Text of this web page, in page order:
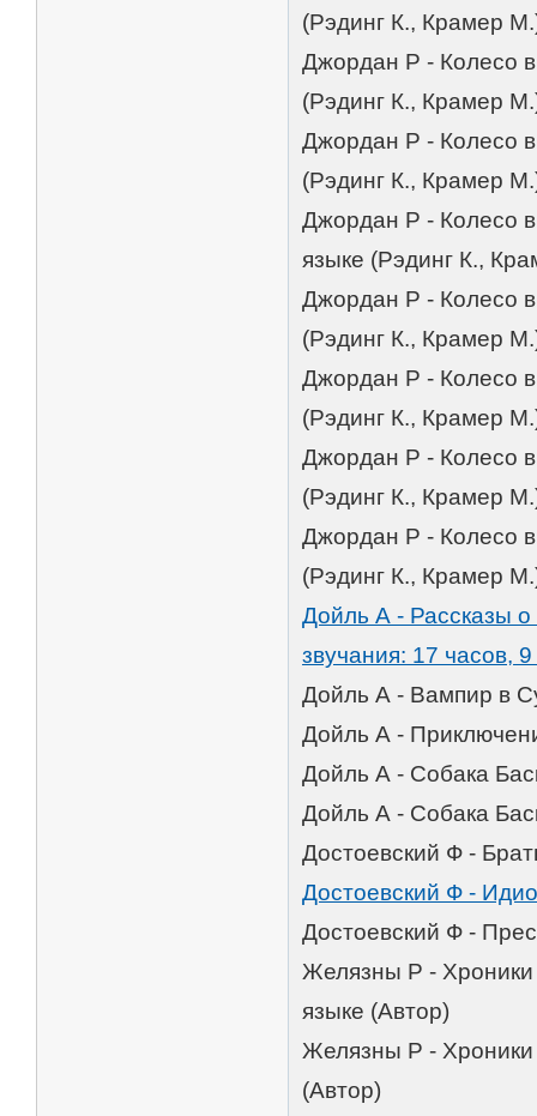
(Рэдинг К., Крамер
Джордан Р - Колесо
(Рэдинг К., Крамер
Джордан Р - Колесо
(Рэдинг К., Крамер
Джордан Р - Колесо
языке (Рэдинг К.,
Джордан Р - Колесо
(Рэдинг К., Крамер
Джордан Р - Колесо
(Рэдинг К., Крамер
Джордан Р - Колесо
(Рэдинг К., Крамер
Джордан Р - Колесо
(Рэдинг К., Крамер
Дойль А - Рассказы
звучания: 17 часов,
Дойль А - Вампир в
Дойль А -
Дойль А - Собака
Дойль А - Собака
Достоевский Ф -
Достоевский Ф -
Достоевский Ф -
Желязны Р -
языке (Автор)
Желязны Р -
(Автор)